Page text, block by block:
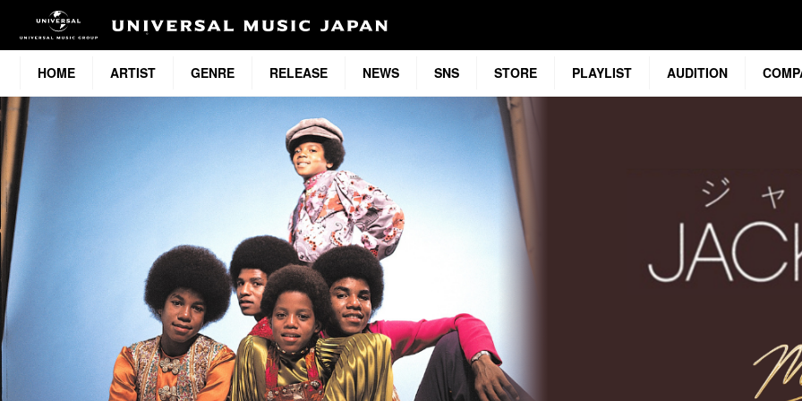
HOME ARTIST GENRE RELEASE NEWS SNS STORE PLAYLIST AUDITION